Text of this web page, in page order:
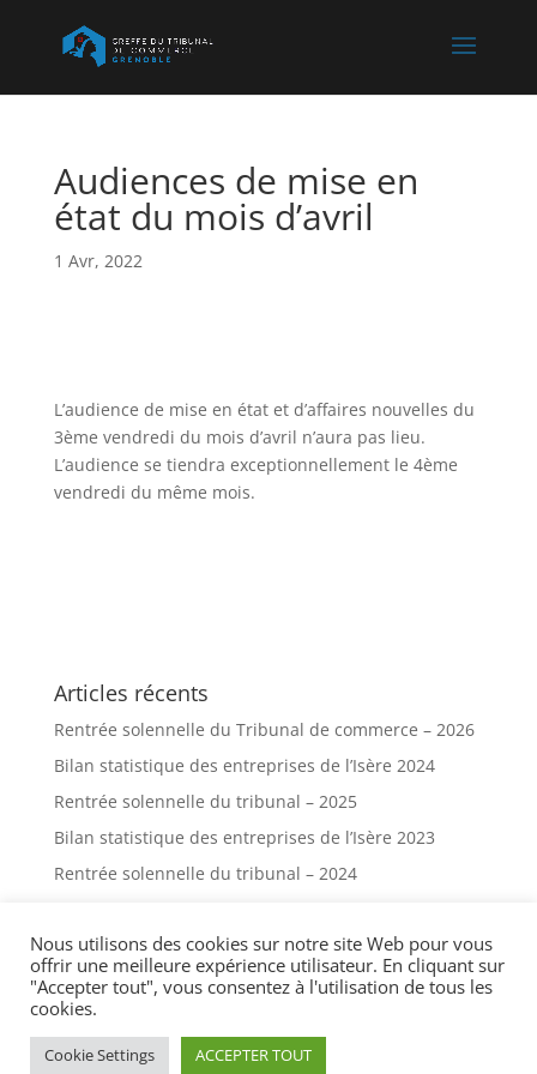
Audiences de mise en
état du mois d’avril
1 Avr, 2022
L’audience de mise en état et d’affaires nouvelles du
3ème vendredi du mois d’avril n’aura pas lieu.
L’audience se tiendra exceptionnellement le 4ème
vendredi du même mois.
Articles récents
Rentrée solennelle du Tribunal de commerce – 2026
Bilan statistique des entreprises de l’Isère 2024
Rentrée solennelle du tribunal – 2025
Bilan statistique des entreprises de l’Isère 2023
Rentrée solennelle du tribunal – 2024
Plan du site-Mentions légales
Greffe du tribunal de Grenoble - Pl. Firmin Gautier,
38000 Grenoble
Nous utilisons des cookies sur notre site Web pour vous
offrir une meilleure expérience utilisateur. En cliquant sur
"Accepter tout", vous consentez à l'utilisation de tous les
cookies.
Cookie Settings ACCEPTER TOUT